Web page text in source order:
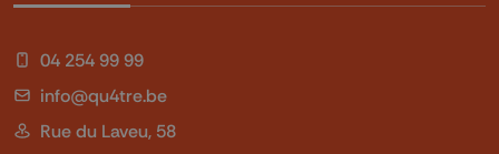
04 254 99 99
info@qu4tre.be
Rue du Laveu, 58